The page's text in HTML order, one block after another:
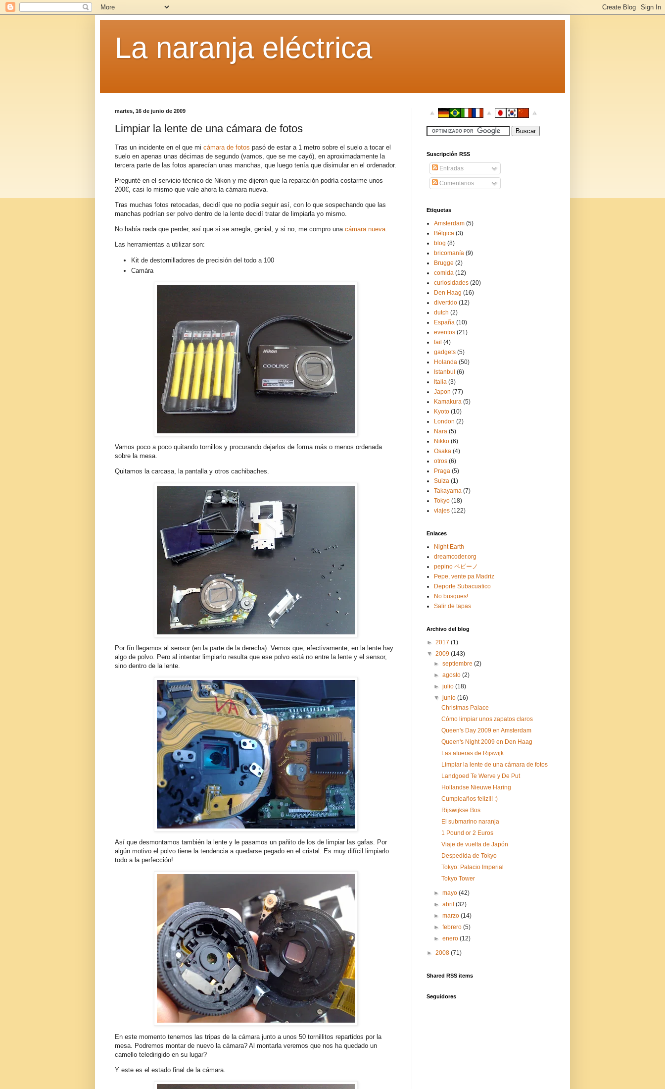
La naranja eléctrica
martes, 16 de junio de 2009
Limpiar la lente de una cámara de fotos
Tras un incidente en el que mi cámara de fotos pasó de estar a 1 metro sobre el suelo a tocar el
suelo en apenas unas décimas de segundo (vamos, que se me cayó), en aproximadamente la
tercera parte de las fotos aparecían unas manchas, que luego tenía que disimular en el ordenador.
Pregunté en el servicio técnico de Nikon y me dijeron que la reparación podría costarme unos
200€, casi lo mismo que vale ahora la cámara nueva.
Tras muchas fotos retocadas, decidí que no podía seguir así, con lo que sospechando que las
manchas podrían ser polvo dentro de la lente decidí tratar de limpiarla yo mismo.
No había nada que perder, así que si se arregla, genial, y si no, me compro una cámara nueva.
Las herramientas a utilizar son:
Kit de destornilladores de precisión del todo a 100
Camára
Vamos poco a poco quitando tornillos y procurando dejarlos de forma más o menos ordenada
sobre la mesa.
Quitamos la carcasa, la pantalla y otros cachibaches.
Por fín llegamos al sensor (en la parte de la derecha). Vemos que, efectivamente, en la lente hay
algo de polvo. Pero al intentar limpiarlo resulta que ese polvo está no entre la lente y el sensor,
sino dentro de la lente.
Así que desmontamos también la lente y le pasamos un pañito de los de limpiar las gafas. Por
algún motivo el polvo tiene la tendencia a quedarse pegado en el cristal. Es muy difícil limpiarlo
todo a la perfección!
En este momento tenemos las tripas de la cámara junto a unos 50 tornillitos repartidos por la
mesa. Podremos montar de nuevo la cámara? Al montarla veremos que nos ha quedado un
camello teledirigido en su lugar?
Y este es el estado final de la cámara.
Suscripción RSS
Entradas
Comentarios
Etiquetas
Amsterdam (5)
Bélgica (3)
blog (8)
bricomanía (9)
Brugge (2)
comida (12)
curiosidades (20)
Den Haag (16)
divertido (12)
dutch (2)
España (10)
eventos (21)
fail (4)
gadgets (5)
Holanda (50)
Istanbul (6)
Italia (3)
Japon (77)
Kamakura (5)
Kyoto (10)
London (2)
Nara (5)
Nikko (6)
Osaka (4)
otros (6)
Praga (5)
Suiza (1)
Takayama (7)
Tokyo (18)
viajes (122)
Enlaces
Night Earth
dreamcoder.org
pepino ペピーノ
Pepe, vente pa Madriz
Deporte Subacuatico
No busques!
Salir de tapas
Archivo del blog
► 2017 (1)
▼ 2009 (143)
►septiembre(2)
►agosto(2)
►julio(18)
▼junio(16)
Christmas Palace
Cómo limpiar unos zapatos claros
Queen's Day 2009 en Amsterdam
Queen's Night 2009 en Den Haag
Las afueras de Rijswijk
Limpiar la lente de una cámara de fotos
Landgoed Te Werve y De Put
Hollandse Nieuwe Haring
Cumpleaños feliz!!! :)
Rijswijkse Bos
El submarino naranja
1 Pound or 2 Euros
Viaje de vuelta de Japón
Despedida de Tokyo
Tokyo: Palacio Imperial
Tokyo Tower
►mayo(42)
►abril(32)
►marzo(14)
►febrero(5)
►enero(12)
► 2008 (71)
Shared RSS items
Seguidores